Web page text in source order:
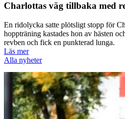
Charlottas väg tillbaka med
En ridolycka satte plötsligt stopp för
hoppträning kastades hon av hästen
revben och fick en punkterad lunga.
Läs mer
Alla nyheter